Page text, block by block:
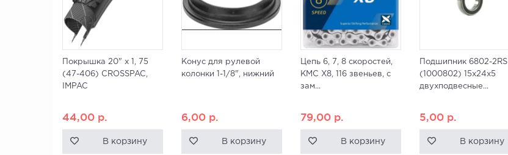
Покрышка 20" x 1, 75
(47-406) CROSSPAC,
IMPAC
44,00 р.
В корзину
Конус для рулевой
колонки 1-1/8", нижний
6,00 р.
В корзину
Цепь 6, 7, 8 скоростей,
KMC X8, 116 звеньев, с
зам...
79,00 р.
В корзину
Подшипник 6802-2RS
(1000802) 15x24x5
двухподвесные...
5,00 р.
В корзину